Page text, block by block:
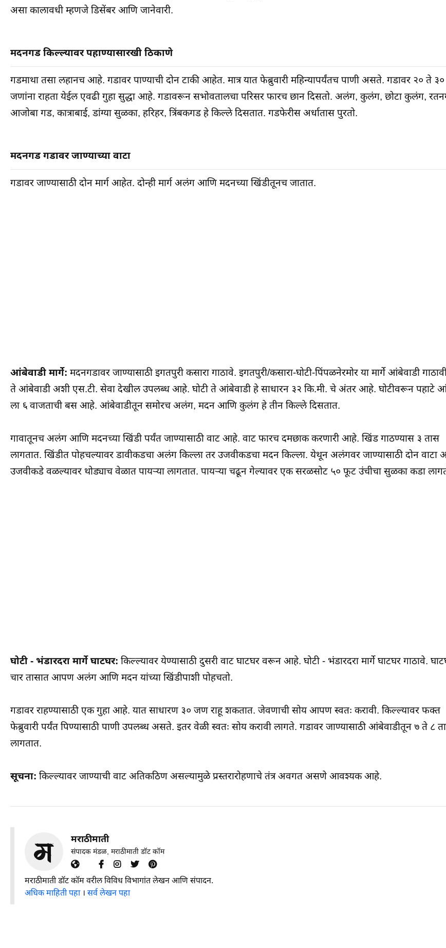
असा कालावधी म्हणजे डिसेंबर आणि जानेवारी.
मदनगड किल्ल्यावर पहाण्यासारखी ठिकाणे
गडमाथा तसा लहानच आहे. गडावर पाण्याची दोन टाकी आहेत. मात्र यात फेब्रुवारी महिन्यापर्यंतच पाणी असते. गडावर २० ते ३०
जणांना राहता येईल एवढी गुहा सुद्धा आहे. गडावरून सभोवतालचा परिसर फारच छान दिसतो. अलंग, कुलंग, छोटा कुलंग,
आजोबा गड, कात्राबाई, डांग्या सुळका, हरिहर, त्रिंबकगड हे किल्ले दिसतात. गडफेरीस अर्धातास पुरतो.
मदनगड गडावर जाण्याच्या वाटा
गडावर जाण्यासाठी दोन मार्ग आहेत. दोन्ही मार्ग अलंग आणि मदनच्या खिंडीतूनच जातात.
आंबेवाडी मार्गे: मदनगडावर जाण्यासाठी इगतपुरी कसारा गाठावे. इगतपुरी/कसारा-घोटी-पिंपळनेरमोर या मार्गे आंबेवाडी
ते आंबेवाडी अशी एस.टी. सेवा देखील उपलब्ध आहे. घोटी ते आंबेवाडी हे साधारन ३२ कि.मी. चे अंतर आहे. घोटीवरून पहाटे
ला ६ वाजताची बस आहे. आंबेवाडीतून समोरच अलंग, मदन आणि कुलंग हे तीन किल्ले दिसतात.
गावातूनच अलंग आणि मदनच्या खिंडी पर्यंत जाण्यासाठी वाट आहे. वाट फारच दमछाक करणारी आहे. खिंड गाठण्यास ३ तास
लागतात. खिंडीत पोहचल्यावर डावीकडचा अलंग किल्ला तर उजवीकडचा मदन किल्ला. येथून अलंगवर जाण्यासाठी दोन वाटा
उजवीकडे वळल्यावर थोड्याच वेळात पायऱ्या लागतात. पायऱ्या चढून गेल्यावर एक सरळसोट ५० फूट उंचीचा सुळका कडा
घोटी - भंडारदरा मार्गे घाटघर: किल्ल्यावर येण्यासाठी दुसरी वाट घाटघर वरून आहे. घोटी - भंडारदरा मार्गे घाटघर गाठावे.
चार तासात आपण अलंग आणि मदन यांच्या खिंडीपाशी पोहचतो.
गडावर राहण्यासाठी एक गुहा आहे. यात साधारण ३० जण राहू शकतात. जेवणाची सोय आपण स्वतः करावी. किल्ल्यावर फक्त
फेब्रुवारी पर्यंत पिण्यासाठी पाणी उपलब्ध असते. इतर वेळी स्वतः सोय करावी लागते. गडावर जाण्यासाठी आंबेवाडीतून ७ ते ८
लागतात.
सूचना: किल्ल्यावर जाण्याची वाट अतिकठिण असल्यामुळे प्रस्तरारोहणाचे तंत्र अवगत असणे आवश्यक आहे.
मराठीमाती
संपादक मंडळ, मराठीमाती डॉट कॉम
मराठीमाती डॉट कॉम वरील विविध विभागांत लेखन आणि संपादन.
अधिक माहिती पहा। सर्व लेखन पहा